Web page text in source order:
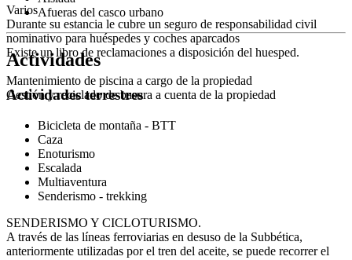
Varios
Durante su estancia le cubre un seguro de responsabilidad civil
nominativo para huéspedes y coches aparcados
Existe un libro de reclamaciones a disposición del huesped.
Mantenimiento de piscina a cargo de la propiedad
Gestión y reciclado de basura a cuenta de la propiedad
Afueras del casco urbano
Actividades
Actividades terrestres
Bicicleta de montaña - BTT
Caza
Enoturismo
Escalada
Multiaventura
Senderismo - trekking
SENDERISMO Y CICLOTURISMO.
A través de las líneas ferroviarias en desuso de la Subbética,
anteriormente utilizadas por el tren del aceite, se puede recorrer el